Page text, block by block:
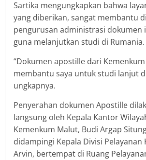
Sartika mengungkapkan bahwa
yang diberikan, sangat membantu
pengurusan administrasi dokumen
guna melanjutkan studi di Rumania.
“Dokumen apostille dari
membantu saya untuk studi lanjut
ungkapnya.
Penyerahan dokumen Apostille
langsung oleh Kepala Kantor
Kemenkum Malut, Budi Argap
didampingi Kepala Divisi Pelayanan
Arvin, bertempat di Ruang